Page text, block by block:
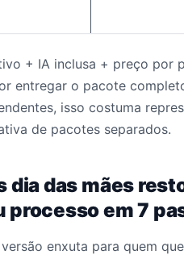
+ IA inclusa + preço por
entregar o pacote
isso costuma
de pacotes separados.
dia das mães
processo em 7
enxuta para quem